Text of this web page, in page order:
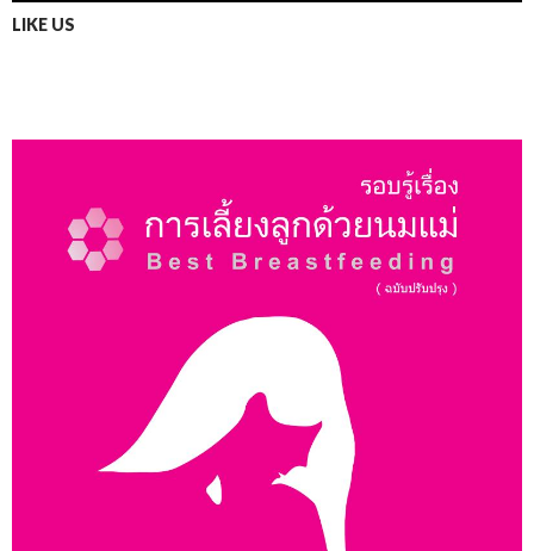
LIKE US